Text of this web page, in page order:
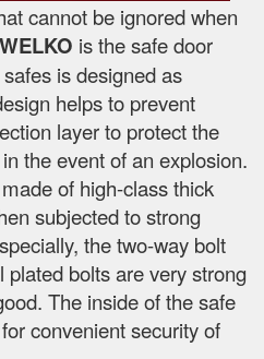
cannot be ignored when
WELKO is the safe door
is designed as
helps to prevent
layer to protect the
the event of an explosion.
of high-class thick
subjected to strong
the two-way bolt
bolts are very strong
The inside of the safe
convenient security of